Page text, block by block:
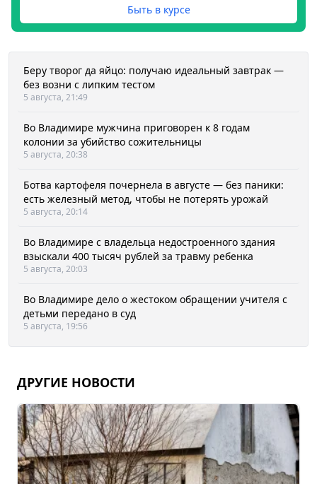
Быть в курсе
Беру творог да яйцо: получаю идеальный завтрак —
без возни с липким тестом
5 августа, 21:49
Во Владимире мужчина приговорен к 8 годам
колонии за убийство сожительницы
5 августа, 20:38
Ботва картофеля почернела в августе — без паники:
есть железный метод, чтобы не потерять урожай
5 августа, 20:14
Во Владимире с владельца недостроенного здания
взыскали 400 тысяч рублей за травму ребенка
5 августа, 20:03
Во Владимире дело о жестоком обращении учителя с
детьми передано в суд
5 августа, 19:56
ДРУГИЕ НОВОСТИ